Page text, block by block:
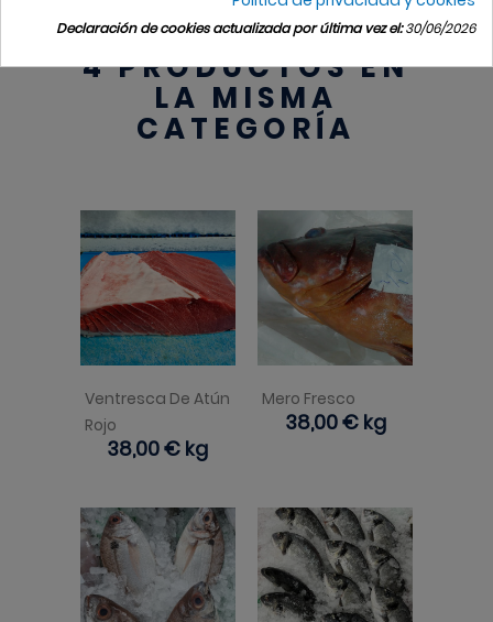
4 PRODUCTOS EN
LA MISMA
CATEGORÍA
Ventresca De Atún
Rojo
Precio
38,00 € kg
Mero Fresco
Precio
38,00 € kg
Declaración de cookies actualizada por última vez el:30/06/2026